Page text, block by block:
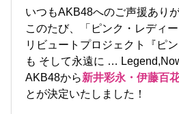
いつもAKB48へのご声援あり
このたび、「ピンク・レディ
リビュートプロジェクト『ピ
も そして永遠に …
AKB48から新井彩永・伊藤百
とが決定いたしました！